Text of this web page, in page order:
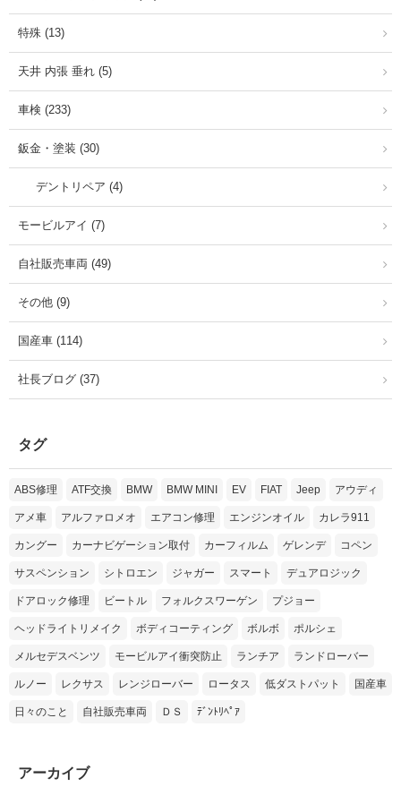
特殊 (13)
天井 内張 垂れ (5)
車検 (233)
鈑金・塗装 (30)
デントリペア (4)
モービルアイ (7)
自社販売車両 (49)
その他 (9)
国産車 (114)
社長ブログ (37)
タグ
ABS修理 ATF交換 BMW BMW MINI EV FIAT Jeep アウディ
アメ車 アルファロメオ エアコン修理 エンジンオイル カレラ911
カングー カーナビゲーション取付 カーフィルム ゲレンデ コペン
サスペンション シトロエン ジャガー スマート デュアロジック
ドアロック修理 ビートル フォルクスワーゲン プジョー
ヘッドライトリメイク ボディコーティング ボルボ ポルシェ
メルセデスベンツ モービルアイ衝突防止 ランチア ランドローバー
ルノー レクサス レンジローバー ロータス 低ダストパット 国産車
日々のこと 自社販売車両 ＤＳ ﾃﾞﾝﾄﾘﾍﾟｱ
アーカイブ